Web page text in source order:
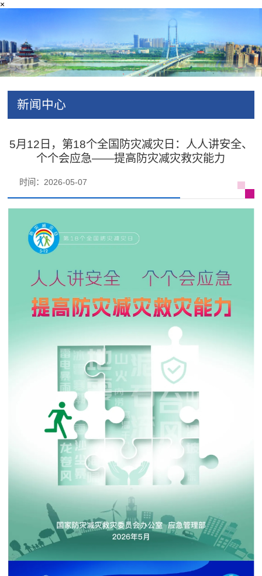
×
新闻中心
5月12日，第18个全国防灾减灾日：人人讲安全、
个个会应急——提高防灾减灾救灾能力
时间：2026-05-07